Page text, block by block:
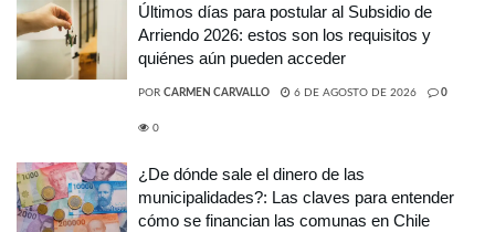
Últimos días para postular al Subsidio de
Arriendo 2026: estos son los requisitos y
quiénes aún pueden acceder
POR CARMEN CARVALLO 6 DE AGOSTO DE 2026 0
0
¿De dónde sale el dinero de las
municipalidades?: Las claves para entender
cómo se financian las comunas en Chile